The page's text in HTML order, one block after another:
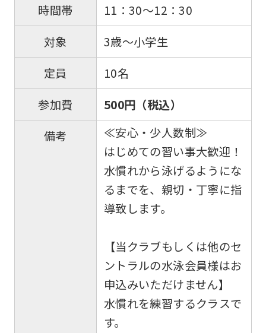
時間帯
11：30～12：30
対象
3歳～小学生
定員
10名
参加費
500円（税込）
備考
≪安心・少人数制≫
はじめての習い事大歓迎！
水慣れから泳げるようにな
るまでを、親切・丁寧に指
導致します。
【当クラブもしくは他のセ
ントラルの水泳会員様はお
申込みいただけません】
水慣れを練習するクラスで
す。